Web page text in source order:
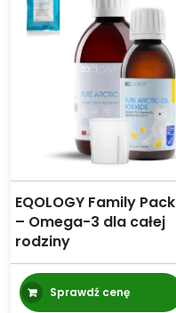
EQOLOGY Family Pack
– Omega-3 dla całej
rodziny
Sprawdź cenę